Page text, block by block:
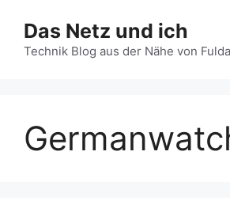
Inhalt
springen
Das Netz und ich
Technik Blog aus der Nähe von